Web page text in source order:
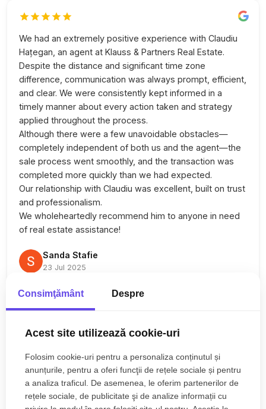
We had an extremely positive experience with Claudiu
Hațegan, an agent at Klauss & Partners Real Estate.
Despite the distance and significant time zone
difference, communication was always prompt, efficient,
and clear. We were consistently kept informed in a
timely manner about every action taken and strategy
applied throughout the process.
Although there were a few unavoidable obstacles—
completely independent of both us and the agent—the
sale process went smoothly, and the transaction was
completed more quickly than we had expected.
Our relationship with Claudiu was excellent, built on trust
and professionalism.
We wholeheartedly recommend him to anyone in need
of real estate assistance!
Sanda Stafie
23 Jul 2025
ajutat să achiziționăm apartamentul. Profesionist,
prompt și foarte atent la nevoile noastre, ne-a ghidat cu
răbdare pe tot parcursul procesului. Recomandăm cu
încredere!
Georgian Costache
Consimţământ Despre
Acest site utilizează cookie-uri
Folosim cookie-uri pentru a personaliza conținutul și
anunțurile, pentru a oferi funcţii de rețele sociale și pentru
a analiza traficul. De asemenea, le oferim partenerilor de
rețele sociale, de publicitate şi de analize informații cu